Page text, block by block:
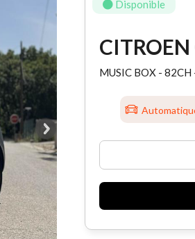
Disponible
CITROEN
MUSIC BOX -